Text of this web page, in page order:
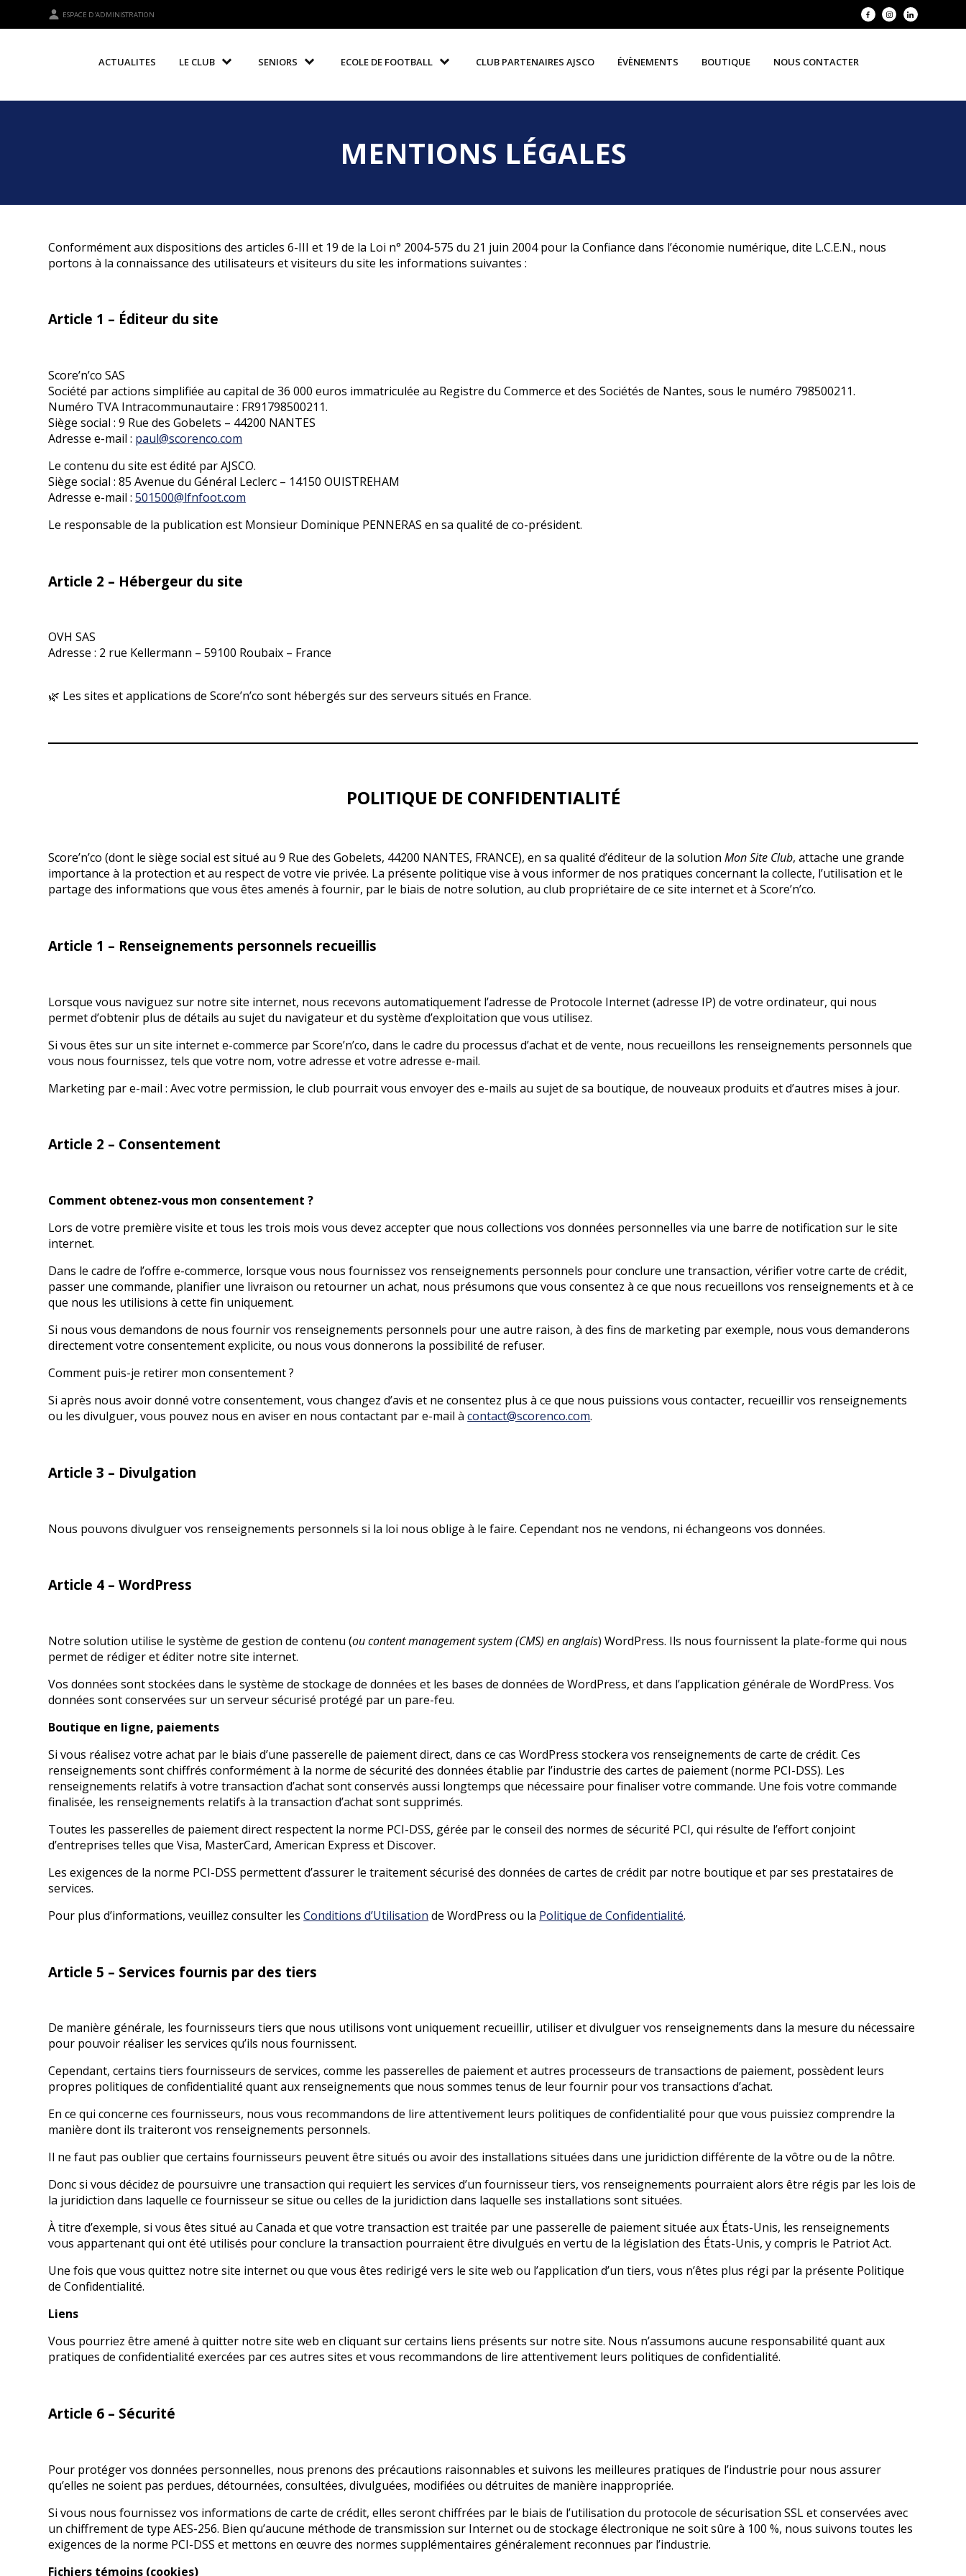
ESPACE D'ADMINISTRATION
ACTUALITES LE CLUB SENIORS ECOLE DE FOOTBALL CLUB PARTENAIRES AJSCO ÉVÈNEMENTS BOUTIQUE NOUS CONTACTER
MENTIONS LÉGALES
Conformément aux dispositions des articles 6-III et 19 de la Loi n° 2004-575 du 21 juin 2004 pour la Confiance dans l’économie numérique, dite L.C.E.N., nous
portons à la connaissance des utilisateurs et visiteurs du site les informations suivantes :
Article 1 – Éditeur du site
Score’n’co SAS
Société par actions simplifiée au capital de 36 000 euros immatriculée au Registre du Commerce et des Sociétés de Nantes, sous le numéro 798500211.
Numéro TVA Intracommunautaire : FR91798500211.
Siège social : 9 Rue des Gobelets – 44200 NANTES
Adresse e-mail : paul@scorenco.com
Le contenu du site est édité par AJSCO.
Siège social : 85 Avenue du Général Leclerc – 14150 OUISTREHAM
Adresse e-mail :501500@lfnfoot.com
Le responsable de la publication est Monsieur Dominique PENNERAS en sa qualité de co-président.
Article 2 – Hébergeur du site
OVH SAS
Adresse : 2 rue Kellermann – 59100 Roubaix – France
🌿 Les sites et applications de Score’n’co sont hébergés sur des serveurs situés en France.
POLITIQUE DE CONFIDENTIALITÉ
Score’n’co (dont le siège social est situé au 9 Rue des Gobelets, 44200 NANTES, FRANCE), en sa qualité d’éditeur de la solutionMon Site Club, attache une grande
importance à la protection et au respect de votre vie privée. La présente politique vise à vous informer de nos pratiques concernant la collecte, l’utilisation et le
partage des informations que vous êtes amenés à fournir, par le biais de notre solution, au club propriétaire de ce site internet et à Score’n’co.
Article 1 – Renseignements personnels recueillis
Lorsque vous naviguez sur notre site internet, nous recevons automatiquement l’adresse de Protocole Internet (adresse IP) de votre ordinateur, qui nous
permet d’obtenir plus de détails au sujet du navigateur et du système d’exploitation que vous utilisez.
Si vous êtes sur un site internet e-commerce par Score’n’co, dans le cadre du processus d’achat et de vente, nous recueillons les renseignements personnels que
vous nous fournissez, tels que votre nom, votre adresse et votre adresse e-mail.
Marketing par e-mail : Avec votre permission, le club pourrait vous envoyer des e-mails au sujet de sa boutique, de nouveaux produits et d’autres mises à jour.
Article 2 – Consentement
Comment obtenez-vous mon consentement ?
Lors de votre première visite et tous les trois mois vous devez accepter que nous collections vos données personnelles via une barre de notification sur le site
internet.
Dans le cadre de l’offre e-commerce, lorsque vous nous fournissez vos renseignements personnels pour conclure une transaction, vérifier votre carte de crédit,
passer une commande, planifier une livraison ou retourner un achat, nous présumons que vous consentez à ce que nous recueillons vos renseignements et à ce
que nous les utilisions à cette fin uniquement.
Si nous vous demandons de nous fournir vos renseignements personnels pour une autre raison, à des fins de marketing par exemple, nous vous demanderons
directement votre consentement explicite, ou nous vous donnerons la possibilité de refuser.
Comment puis-je retirer mon consentement ?
Si après nous avoir donné votre consentement, vous changez d’avis et ne consentez plus à ce que nous puissions vous contacter, recueillir vos renseignements
ou les divulguer, vous pouvez nous en aviser en nous contactant par e-mail àcontact@scorenco.com.
Article 3 – Divulgation
Nous pouvons divulguer vos renseignements personnels si la loi nous oblige à le faire. Cependant nos ne vendons, ni échangeons vos données.
Article 4 – WordPress
Notre solution utilise le système de gestion de contenu (ou content management system (CMS) en anglais) WordPress. Ils nous fournissent la plate-forme qui nous
permet de rédiger et éditer notre site internet.
Vos données sont stockées dans le système de stockage de données et les bases de données de WordPress, et dans l’application générale de WordPress. Vos
données sont conservées sur un serveur sécurisé protégé par un pare-feu.
Boutique en ligne, paiements
Si vous réalisez votre achat par le biais d’une passerelle de paiement direct, dans ce cas WordPress stockera vos renseignements de carte de crédit. Ces
renseignements sont chiffrés conformément à la norme de sécurité des données établie par l’industrie des cartes de paiement (norme PCI-DSS). Les
renseignements relatifs à votre transaction d’achat sont conservés aussi longtemps que nécessaire pour finaliser votre commande. Une fois votre commande
finalisée, les renseignements relatifs à la transaction d’achat sont supprimés.
Toutes les passerelles de paiement direct respectent la norme PCI-DSS, gérée par le conseil des normes de sécurité PCI, qui résulte de l’effort conjoint
d’entreprises telles que Visa, MasterCard, American Express et Discover.
Les exigences de la norme PCI-DSS permettent d’assurer le traitement sécurisé des données de cartes de crédit par notre boutique et par ses prestataires de
services.
Pour plus d’informations, veuillez consulter lesConditions d’Utilisation de WordPress ou la Politique de Confidentialité.
Article 5 – Services fournis par des tiers
De manière générale, les fournisseurs tiers que nous utilisons vont uniquement recueillir, utiliser et divulguer vos renseignements dans la mesure du nécessaire
pour pouvoir réaliser les services qu’ils nous fournissent.
Cependant, certains tiers fournisseurs de services, comme les passerelles de paiement et autres processeurs de transactions de paiement, possèdent leurs
propres politiques de confidentialité quant aux renseignements que nous sommes tenus de leur fournir pour vos transactions d’achat.
En ce qui concerne ces fournisseurs, nous vous recommandons de lire attentivement leurs politiques de confidentialité pour que vous puissiez comprendre la
manière dont ils traiteront vos renseignements personnels.
Il ne faut pas oublier que certains fournisseurs peuvent être situés ou avoir des installations situées dans une juridiction différente de la vôtre ou de la nôtre.
Donc si vous décidez de poursuivre une transaction qui requiert les services d’un fournisseur tiers, vos renseignements pourraient alors être régis par les lois de
la juridiction dans laquelle ce fournisseur se situe ou celles de la juridiction dans laquelle ses installations sont situées.
À titre d’exemple, si vous êtes situé au Canada et que votre transaction est traitée par une passerelle de paiement située aux États-Unis, les renseignements
vous appartenant qui ont été utilisés pour conclure la transaction pourraient être divulgués en vertu de la législation des États-Unis, y compris le Patriot Act.
Une fois que vous quittez notre site internet ou que vous êtes redirigé vers le site web ou l’application d’un tiers, vous n’êtes plus régi par la présente Politique
de Confidentialité.
Liens
Vous pourriez être amené à quitter notre site web en cliquant sur certains liens présents sur notre site. Nous n’assumons aucune responsabilité quant aux
pratiques de confidentialité exercées par ces autres sites et vous recommandons de lire attentivement leurs politiques de confidentialité.
Article 6 – Sécurité
Pour protéger vos données personnelles, nous prenons des précautions raisonnables et suivons les meilleures pratiques de l’industrie pour nous assurer
qu’elles ne soient pas perdues, détournées, consultées, divulguées, modifiées ou détruites de manière inappropriée.
Si vous nous fournissez vos informations de carte de crédit, elles seront chiffrées par le biais de l’utilisation du protocole de sécurisation SSL et conservées avec
un chiffrement de type AES-256. Bien qu’aucune méthode de transmission sur Internet ou de stockage électronique ne soit sûre à 100 %, nous suivons toutes les
exigences de la norme PCI-DSS et mettons en œuvre des normes supplémentaires généralement reconnues par l’industrie.
Fichiers témoins (cookies)